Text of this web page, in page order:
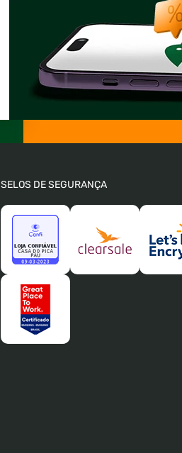
SELOS DE SEGURANÇA